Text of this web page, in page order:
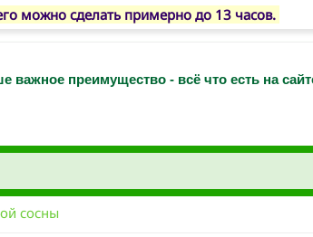
можно сделать примерно до 13 часов.
важное преимущество - всё что есть на
сосны